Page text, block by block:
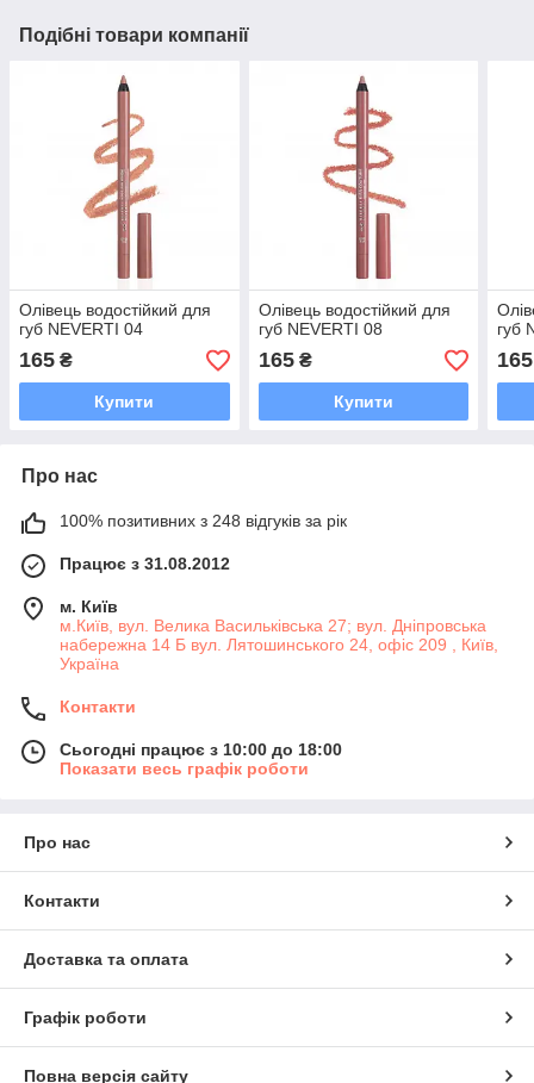
Подібні товари компанії
Олівець водостійкий для
губ NEVERTI 04
165 ₴
Купити
Олівець водостійкий для
губ NEVERTI 08
165₴
Купити
губ
165
Про нас
100% позитивних з 248 відгуків за рік
Працює з 31.08.2012
м. Київ
м.Київ, вул. Велика Васильківська 27; вул. Дніпровська
набережна 14 Б вул. Лятошинського 24, офіс 209 , Київ,
Україна
Контакти
Сьогодні працює з 10:00 до 18:00
Показати весь графік роботи
Про нас
Контакти
Доставка та оплата
Графік роботи
Повна версія сайту